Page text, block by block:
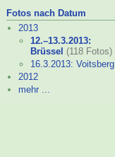
Fotos nach Datum
2013
12.–13.3.2013:
Brüssel (118 Fotos)
16.3.2013: Voitsberg
2012
mehr ...